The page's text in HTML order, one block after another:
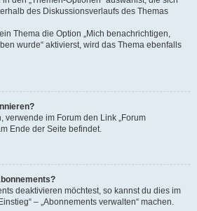
des Diskussionsverlaufs des Themas
Thema die Option „Mich benachrichtigen,
wurde“ aktivierst, wird das Thema ebenfalls
verwende im Forum den Link „Forum
Ende der Seite befindet.
deaktivieren möchtest, so kannst du dies im
– „Abonnements verwalten“ machen.